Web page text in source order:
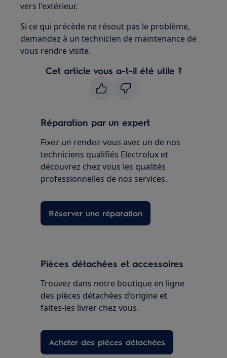
vers l'extérieur.
Si ce qui précède ne résout pas le problème,
demandez à un technicien de maintenance de
vous rendre visite.
Cet article vous a-t-il été utile ?
Réparation par un expert
Fixez un rendez-vous avec un de nos
techniciens qualifiés Electrolux et
découvrez chez vous les qualités
professionnelles de nos services.
Réserver une réparation
Pièces détachées et accessoires
Trouvez dans notre boutique en ligne
des pièces détachées d’origine et
faites-les livrer chez vous.
Acheter des pièces détachées